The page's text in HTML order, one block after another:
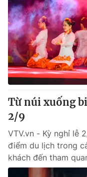
Từ núi xuống
2/9
VTV.vn - Kỳ nghỉ lễ
điểm du lịch trong
khách đến tham